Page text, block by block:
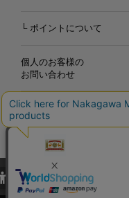
└ ポイントについて
個人のお客様の
お問い合わせ
Copyright©2000-2026
Nakagawa Masashichi Shoten All
当サイトでは、当サイト内
び利便性向上のためにクッ